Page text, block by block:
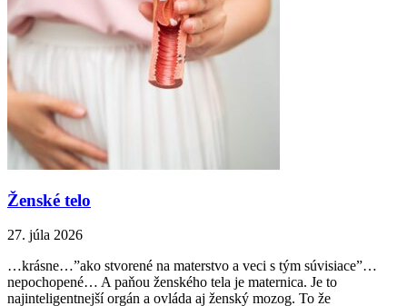
Ženské telo
27. júla 2026
…krásne…”ako stvorené na materstvo a veci s tým súvisiace”…
nepochopené… A paňou ženského tela je maternica. Je to
najinteligentnejší orgán a ovláda aj ženský mozog. To že